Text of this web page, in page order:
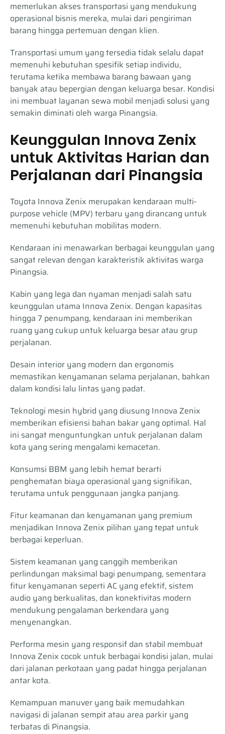
memerlukan akses transportasi yang mendukung
operasional bisnis mereka, mulai dari pengiriman
barang hingga pertemuan dengan klien.
Transportasi umum yang tersedia tidak selalu dapat
memenuhi kebutuhan spesifik setiap individu,
terutama ketika membawa barang bawaan yang
banyak atau bepergian dengan keluarga besar. Kondisi
ini membuat layanan sewa mobil menjadi solusi yang
semakin diminati oleh warga Pinangsia.
Keunggulan Innova Zenix
untuk Aktivitas Harian dan
Perjalanan dari Pinangsia
Toyota Innova Zenix merupakan kendaraan multi-
purpose vehicle (MPV) terbaru yang dirancang untuk
memenuhi kebutuhan mobilitas modern.
Kendaraan ini menawarkan berbagai keunggulan yang
sangat relevan dengan karakteristik aktivitas warga
Pinangsia.
Kabin yang lega dan nyaman menjadi salah satu
keunggulan utama Innova Zenix. Dengan kapasitas
hingga 7 penumpang, kendaraan ini memberikan
ruang yang cukup untuk keluarga besar atau grup
perjalanan.
Desain interior yang modern dan ergonomis
memastikan kenyamanan selama perjalanan, bahkan
dalam kondisi lalu lintas yang padat.
Teknologi mesin hybrid yang diusung Innova Zenix
memberikan efisiensi bahan bakar yang optimal. Hal
ini sangat menguntungkan untuk perjalanan dalam
kota yang sering mengalami kemacetan.
Konsumsi BBM yang lebih hemat berarti
penghematan biaya operasional yang signifikan,
terutama untuk penggunaan jangka panjang.
Fitur keamanan dan kenyamanan yang premium
menjadikan Innova Zenix pilihan yang tepat untuk
berbagai keperluan.
Sistem keamanan yang canggih memberikan
perlindungan maksimal bagi penumpang, sementara
fitur kenyamanan seperti AC yang efektif, sistem
audio yang berkualitas, dan konektivitas modern
mendukung pengalaman berkendara yang
menyenangkan.
Performa mesin yang responsif dan stabil membuat
Innova Zenix cocok untuk berbagai kondisi jalan, mulai
dari jalanan perkotaan yang padat hingga perjalanan
antar kota.
Kemampuan manuver yang baik memudahkan
navigasi di jalanan sempit atau area parkir yang
terbatas di Pinangsia.